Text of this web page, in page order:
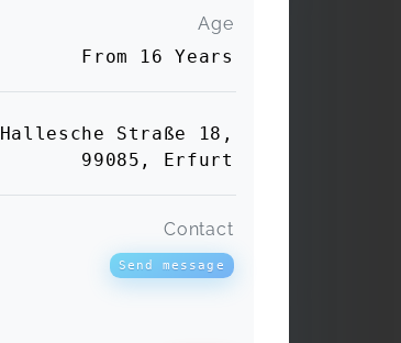
Age
From 16 Years
Hallesche Straße 18,
99085, Erfurt
Contact
Send message